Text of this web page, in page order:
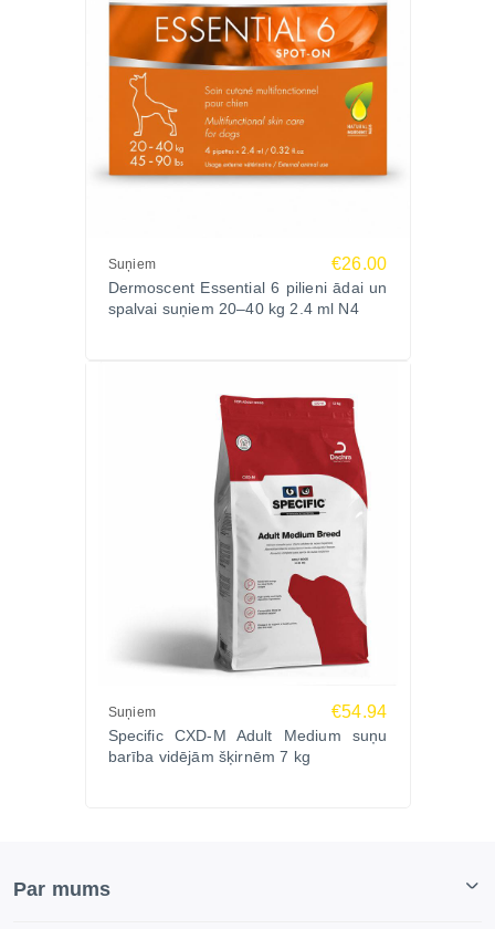
Suņiem €26.00
Dermoscent Essential 6 pilieni ādai un
spalvai suņiem 20–40 kg 2.4 ml N4
Suņiem €54.94
Specific CXD-M Adult Medium suņu
barība vidējām šķirnēm 7 kg
Par mums